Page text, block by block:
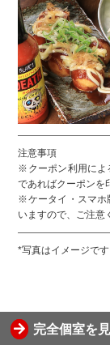
注意事項
※クーポン利用によ
であればクーポンを
※ケータイ・スマホ
いますので、ご注意
*写真はイメージです
完全個室を